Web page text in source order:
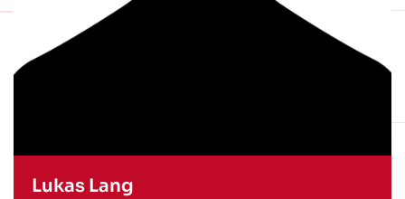
Lukas Lang